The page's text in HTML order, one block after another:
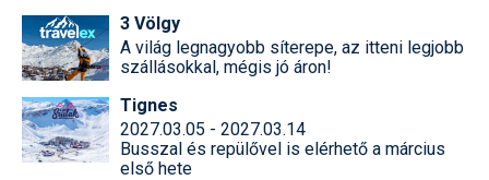
3 Völgy
A világ legnagyobb síterepe, az itteni legjobb
szállásokkal, mégis jó áron!
Tignes
2027.03.05 - 2027.03.14
Busszal és repülővel is elérhető a március
első hete